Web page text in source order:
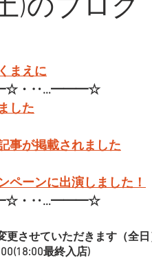
)のブログ
まえに
・‥…━━━☆
した
事が掲載されました
ペーンに出演しました！
・‥…━━━☆
させていただきます（全日
最終入店)